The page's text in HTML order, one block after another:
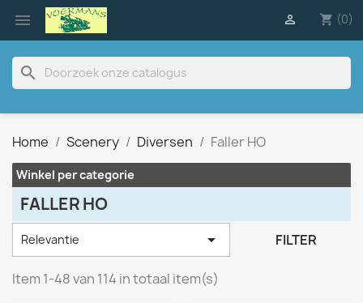
 shopping_cart (0)

search
Home Scenery Diversen Faller HO
Winkel per categorie
FALLER HO
Relevantie  FILTER
Item 1-48 van 114 in totaal item(s)